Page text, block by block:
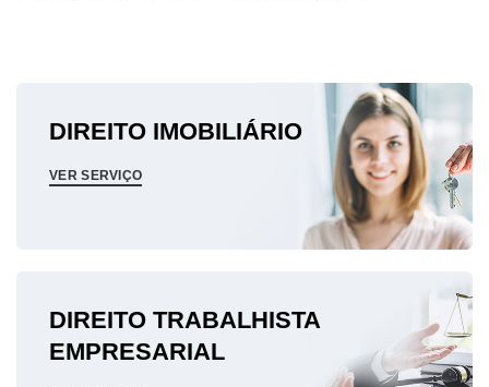
DIREITO IMOBILIÁRIO
VER SERVIÇO
DIREITO TRABALHISTA
EMPRESARIAL